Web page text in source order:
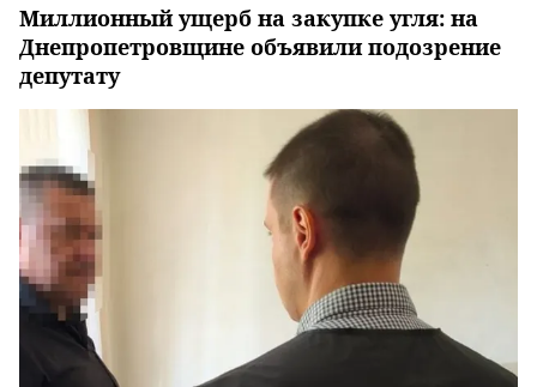
Миллионный ущерб на закупке угля: на
Днепропетровщине объявили подозрение
депутату